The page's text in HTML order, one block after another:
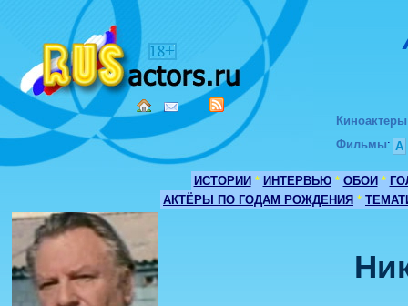
Киноактеры
Фильмы: А
ИСТОРИИ * ИНТЕРВЬЮ * ОБОИ *
АКТЁРЫ ПО ГОДАМ РОЖДЕНИЯ *